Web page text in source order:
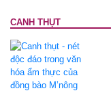
CANH THỤT